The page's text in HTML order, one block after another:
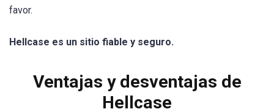
favor.
Hellcase es un sitio fiable y seguro.
Ventajas y desventajas de
Hellcase